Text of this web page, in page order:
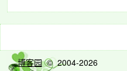
博客园© 2004-2026